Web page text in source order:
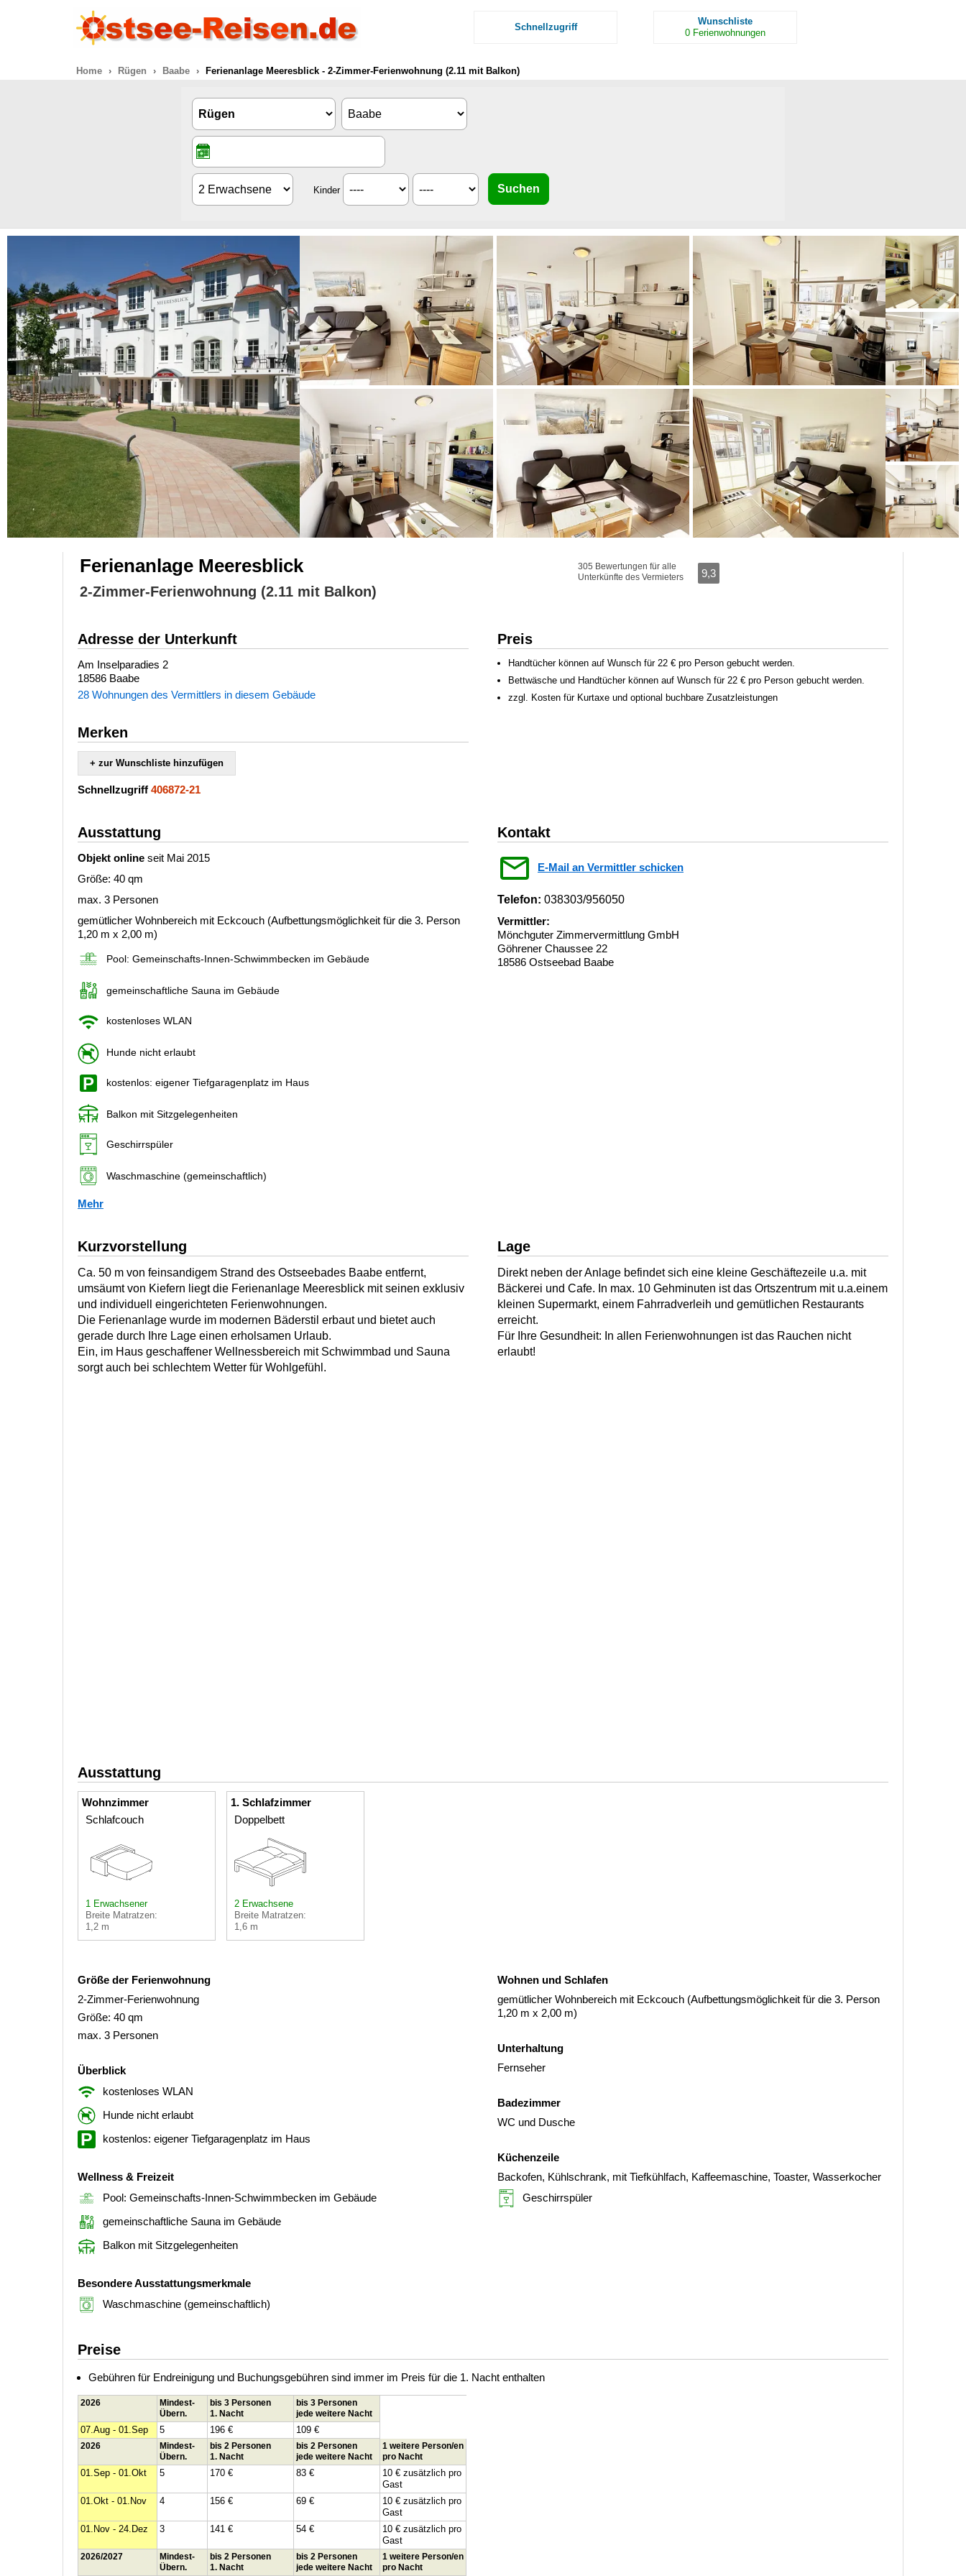
Schnellzugriff
Wunschliste
0 Ferienwohnungen
Home Rügen Baabe Ferienanlage Meeresblick - 2-Zimmer-Ferienwohnung (2.11 mit Balkon)
Kinder
Ferienanlage Meeresblick
2-Zimmer-Ferienwohnung (2.11 mit Balkon)
305 Bewertungen für alle
Unterkünfte des Vermieters
9,3
Adresse der Unterkunft
Am Inselparadies 2
18586 Baabe
28 Wohnungen des Vermittlers in diesem Gebäude
Merken
+ zur Wunschliste hinzufügen
Schnellzugriff 406872-21
Preis
Handtücher können auf Wunsch für 22 € pro Person gebucht werden.
Bettwäsche und Handtücher können auf Wunsch für 22 € pro Person gebucht werden.
zzgl. Kosten für Kurtaxe und optional buchbare Zusatzleistungen
Ausstattung
Objekt online seit Mai 2015
Größe: 40 qm
max. 3 Personen
gemütlicher Wohnbereich mit Eckcouch (Aufbettungsmöglichkeit für die 3. Person
1,20 m x 2,00 m)
Pool: Gemeinschafts-Innen-Schwimmbecken im Gebäude
gemeinschaftliche Sauna im Gebäude
kostenloses WLAN
Hunde nicht erlaubt
kostenlos: eigener Tiefgaragenplatz im Haus
Balkon mit Sitzgelegenheiten
Geschirrspüler
Waschmaschine (gemeinschaftlich)
Mehr
Kontakt
E-Mail an Vermittler schicken
Telefon: 038303/956050
Vermittler:
Mönchguter Zimmervermittlung GmbH
Göhrener Chaussee 22
18586 Ostseebad Baabe
Kurzvorstellung
Ca. 50 m von feinsandigem Strand des Ostseebades Baabe entfernt,
umsäumt von Kiefern liegt die Ferienanlage Meeresblick mit seinen exklusiv
und individuell eingerichteten Ferienwohnungen.
Die Ferienanlage wurde im modernen Bäderstil erbaut und bietet auch
gerade durch Ihre Lage einen erholsamen Urlaub.
Ein, im Haus geschaffener Wellnessbereich mit Schwimmbad und Sauna
sorgt auch bei schlechtem Wetter für Wohlgefühl.
Lage
Direkt neben der Anlage befindet sich eine kleine Geschäftezeile u.a. mit
Bäckerei und Cafe. In max. 10 Gehminuten ist das Ortszentrum mit u.a.einem
kleinen Supermarkt, einem Fahrradverleih und gemütlichen Restaurants
erreicht.
Für Ihre Gesundheit: In allen Ferienwohnungen ist das Rauchen nicht
erlaubt!
Ausstattung
Wohnzimmer
Schlafcouch
1 Erwachsener
Breite Matratzen:
1,2 m
1. Schlafzimmer
Doppelbett
2 Erwachsene
Breite Matratzen:
1,6 m
Größe der Ferienwohnung
2-Zimmer-Ferienwohnung
Größe: 40 qm
max. 3 Personen
Überblick
kostenloses WLAN
Hunde nicht erlaubt
kostenlos: eigener Tiefgaragenplatz im Haus
Wellness & Freizeit
Pool: Gemeinschafts-Innen-Schwimmbecken im Gebäude
gemeinschaftliche Sauna im Gebäude
Balkon mit Sitzgelegenheiten
Besondere Ausstattungsmerkmale
Waschmaschine (gemeinschaftlich)
Wohnen und Schlafen
gemütlicher Wohnbereich mit Eckcouch (Aufbettungsmöglichkeit für die 3. Person
1,20 m x 2,00 m)
Unterhaltung
Fernseher
Badezimmer
WC und Dusche
Küchenzeile
Backofen, Kühlschrank, mit Tiefkühlfach, Kaffeemaschine, Toaster, Wasserkocher
Geschirrspüler
Preise
Gebühren für Endreinigung und Buchungsgebühren sind immer im Preis für die 1. Nacht enthalten
2026
Mindest-
Übern.
bis 3 Personen
1. Nacht
bis 3 Personen
jede weitere Nacht
07.Aug - 01.Sep 5 196 € 109 €
2026
Mindest-
Übern.
bis 2 Personen
1. Nacht
bis 2 Personen
jede weitere Nacht
1 weitere Person/en
pro Nacht
01.Sep - 01.Okt 5 170 € 83 €
10 € zusätzlich pro
Gast
01.Okt - 01.Nov
4 156 € 69 €
10 € zusätzlich pro
Gast
01.Nov - 24.Dez
3 141 € 54 €
10 € zusätzlich pro
Gast
2026/2027
Mindest-
Übern.
bis 2 Personen
1. Nacht
bis 2 Personen
jede weitere Nacht
1 weitere Person/en
pro Nacht